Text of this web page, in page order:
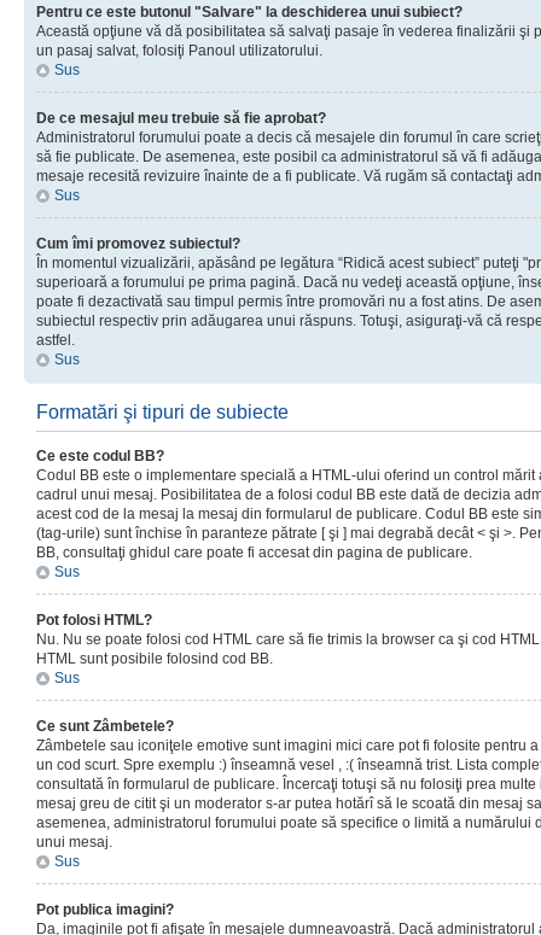
Pentru ce este butonul "Salvare" la deschiderea unui subiect?
Această opţiune vă dă posibilitatea să salvaţi pasaje în vederea finalizării şi
un pasaj salvat, folosiţi Panoul utilizatorului.
Sus
De ce mesajul meu trebuie să fie aprobat?
Administratorul forumului poate a decis că mesajele din forumul în care
să fie publicate. De asemenea, este posibil ca administratorul să vă fi
mesaje recesită revizuire înainte de a fi publicate. Vă rugăm să contactaţi
Sus
Cum îmi promovez subiectul?
În momentul vizualizării, apăsând pe legătura “Ridică acest subiect” puteţi
superioară a forumului pe prima pagină. Dacă nu vedeţi această opţiune,
poate fi dezactivată sau timpul permis între promovări nu a fost atins. De
subiectul respectiv prin adăugarea unui răspuns. Totuşi, asiguraţi-vă că
astfel.
Sus
Formatări şi tipuri de subiecte
Ce este codul BB?
Codul BB este o implementare specială a HTML-ului oferind un control
cadrul unui mesaj. Posibilitatea de a folosi codul BB este dată de decizia
acest cod de la mesaj la mesaj din formularul de publicare. Codul BB este
(tag-urile) sunt închise în paranteze pătrate [ şi ] mai degrabă decât < şi >.
BB, consultaţi ghidul care poate fi accesat din pagina de publicare.
Sus
Pot folosi HTML?
Nu. Nu se poate folosi cod HTML care să fie trimis la browser ca şi cod
HTML sunt posibile folosind cod BB.
Sus
Ce sunt Zâmbetele?
Zâmbetele sau iconiţele emotive sunt imagini mici care pot fi folosite pentru
un cod scurt. Spre exemplu :) înseamnă vesel , :( înseamnă trist. Lista
consultată în formularul de publicare. Încercaţi totuşi să nu folosiţi prea
mesaj greu de citit şi un moderator s-ar putea hotărî să le scoată din mesaj
asemenea, administratorul forumului poate să specifice o limită a numărului
unui mesaj.
Sus
Pot publica imagini?
Da, imaginile pot fi afişate în mesajele dumneavoastră. Dacă